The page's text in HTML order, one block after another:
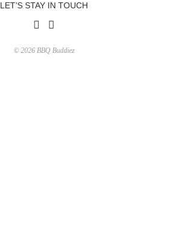
LET’S STAY IN TOUCH
© 2026 BBQ Buddiez